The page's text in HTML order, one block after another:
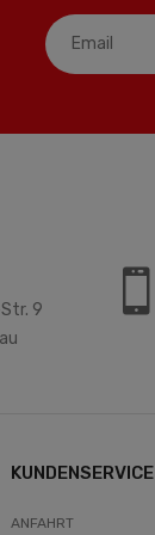
9
KUNDENSERVICE
ANFAHRT